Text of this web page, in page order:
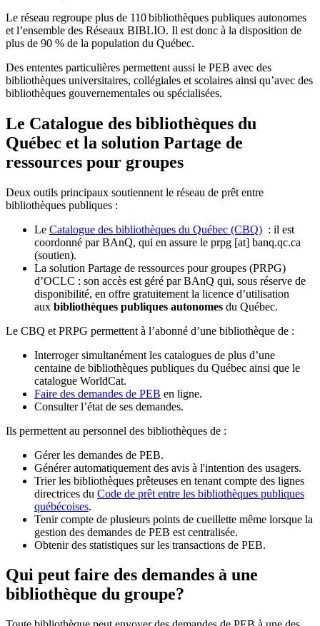
Le réseau regroupe plus de 110bibliothèques publiques autonomes
et l’ensemble des Réseaux BIBLIO. Il est donc à la disposition de
plus de 90 % de la population du Québec.
Des ententes particulières permettent aussi le PEB avec des
bibliothèques universitaires, collégiales et scolaires ainsi qu’avec des
bibliothèques gouvernementales ou spécialisées.
Le Catalogue des bibliothèques du
Québec et la solution Partage de
ressources pour groupes
Deux outils principaux soutiennent le réseau de prêt entre
bibliothèques publiques :
Le Catalogue des bibliothèques du Québec (CBQ) : il est
coordonné par BAnQ, qui en assure le prpg [at] banq.qc.ca
(soutien).
La solution Partage de ressources pour groupes (PRPG)
d’OCLC : son accès est géré par BAnQ qui, sous réserve de
disponibilité, en offre gratuitement la licence d’utilisation
aux bibliothèques publiques autonomes du Québec.
Le CBQ et PRPG permettent à l’abonné d’une bibliothèque de :
Interroger simultanément les catalogues de plus d’une
centaine de bibliothèques publiques du Québec ainsi que le
catalogue WorldCat.
Faire des demandes de PEB en ligne.
Consulter l’état de ses demandes.
Ils permettent au personnel des bibliothèques de :
Gérer les demandes de PEB.
Générer automatiquement des avis à l'intention des usagers.
Trier les bibliothèques prêteuses en tenant compte des lignes
directrices du Code de prêt entre les bibliothèques publiques
québécoises.
Tenir compte de plusieurs points de cueillette même lorsque la
gestion des demandes de PEB est centralisée.
Obtenir des statistiques sur les transactions de PEB.
Qui peut faire des demandes à une
bibliothèque du groupe?